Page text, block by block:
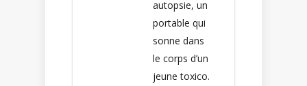
autopsie, un
portable qui
sonne dans
le corps d’un
jeune toxico.